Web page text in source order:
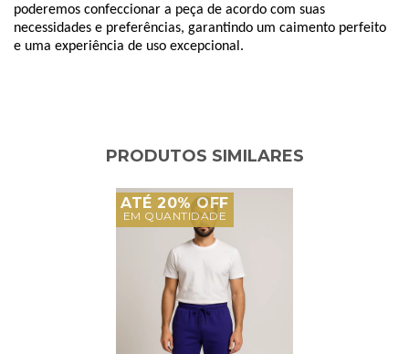
poderemos confeccionar a peça de acordo com suas
necessidades e preferências, garantindo um caimento perfeito
e uma experiência de uso excepcional.
PRODUTOS SIMILARES
ATÉ 20% OFF
EM QUANTIDADE